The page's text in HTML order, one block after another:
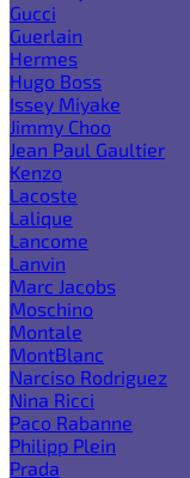
Gucci
Guerlain
Hermes
Hugo Boss
Issey Miyake
Jimmy Choo
Jean Paul Gaultier
Kenzo
Lacoste
Lalique
Lancome
Lanvin
Marc Jacobs
Moschino
Montale
MontBlanc
Narciso Rodriguez
Nina Ricci
Paco Rabanne
Philipp Plein
Prada